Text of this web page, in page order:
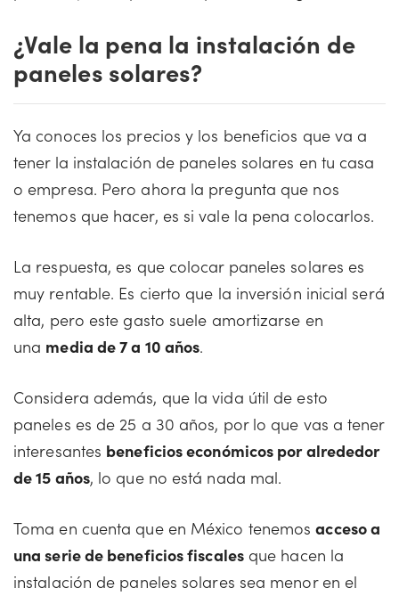
¿Vale la pena la instalación de
paneles solares?
Ya conoces los precios y los beneficios que va a
tener la instalación de paneles solares en tu casa
o empresa. Pero ahora la pregunta que nos
tenemos que hacer, es si vale la pena colocarlos.
La respuesta, es que colocar paneles solares es
muy rentable. Es cierto que la inversión inicial será
alta, pero este gasto suele amortizarse en
una media de 7 a 10 años.
Considera además, que la vida útil de esto
paneles es de 25 a 30 años, por lo que vas a tener
interesantes beneficios económicos por alrededor
de 15 años, lo que no está nada mal.
Toma en cuenta que en México tenemosacceso a
una serie de beneficios fiscalesque hacen la
instalación de paneles solares sea menor en el